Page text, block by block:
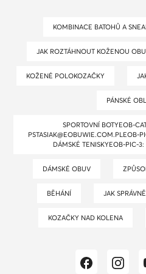
KOMBINACE BATOHŮ A
JAK ROZTÁHNOUT KOŽENOU
KOŽENÉ POLOKOZAČKY
PÁNSKÉ
SPORTOVNÍ BOTYEOB-CATS: TRENDYEOB-AUT:
PSTASIAK@EOBUWIE.COM.PLEOB-
DÁMSKÉ TENISKYEOB-PIC-
DÁMSKÉ OBUV
BĚHÁNÍ JAK
KOZAČKY NAD KOLENA